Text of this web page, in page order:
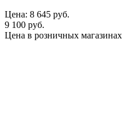
Цена: 8 645 руб.
9 100 руб.
Цена в розничных магазинах